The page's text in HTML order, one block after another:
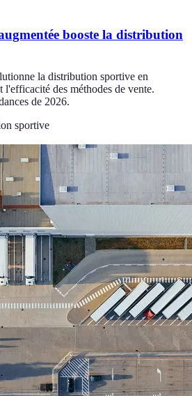
booste la distribution
la distribution sportive en
l'efficacité des méthodes de vente.
de 2026.
sportive